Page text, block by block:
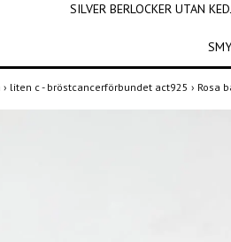
SILVER BERLOCKER UTAN
› liten c - bröstcancerförbundet act925 › Rosa